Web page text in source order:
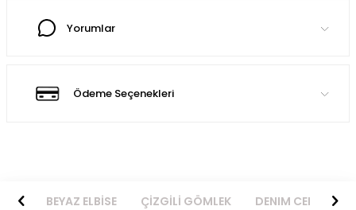
Yorumlar
Ödeme Seçenekleri
BEYAZ ELBİSE ÇİZGİLİ GÖMLEK DENIM CEKET